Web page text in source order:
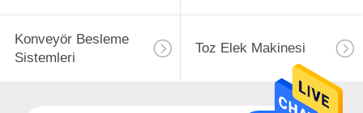
Konveyör Besleme
Sistemleri
Toz Elek Makinesi